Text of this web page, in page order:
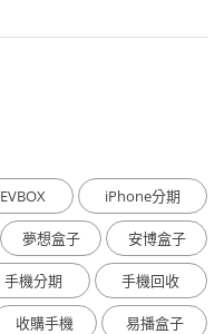
EVBOX iPhone分期
夢想盒子 安博盒子
手機分期 手機回收
收購手機 易播盒子